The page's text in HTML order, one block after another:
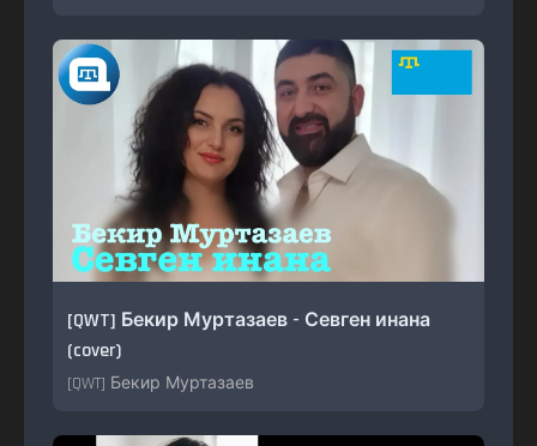
[QWT] Бекир Муртазаев - Севген инана
(cover)
[QWT] Бекир Муртазаев